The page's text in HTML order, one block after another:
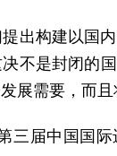
构建以国
不是封闭的
展需要，而且
三届中国国